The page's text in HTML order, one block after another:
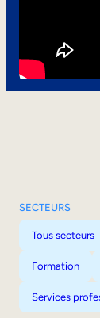
SECTEURS
Tous secteurs
Formation
Services